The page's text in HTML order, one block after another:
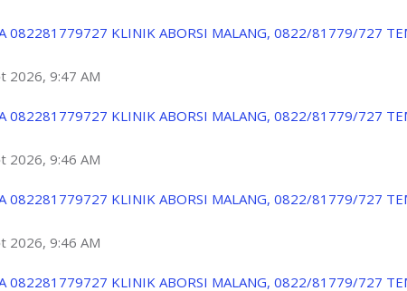
082281779727 KLINIK ABORSI MALANG, 0822/81779/727
2026, 9:47 AM
082281779727 KLINIK ABORSI MALANG, 0822/81779/727
2026, 9:46 AM
082281779727 KLINIK ABORSI MALANG, 0822/81779/727
2026, 9:46 AM
082281779727 KLINIK ABORSI MALANG, 0822/81779/727